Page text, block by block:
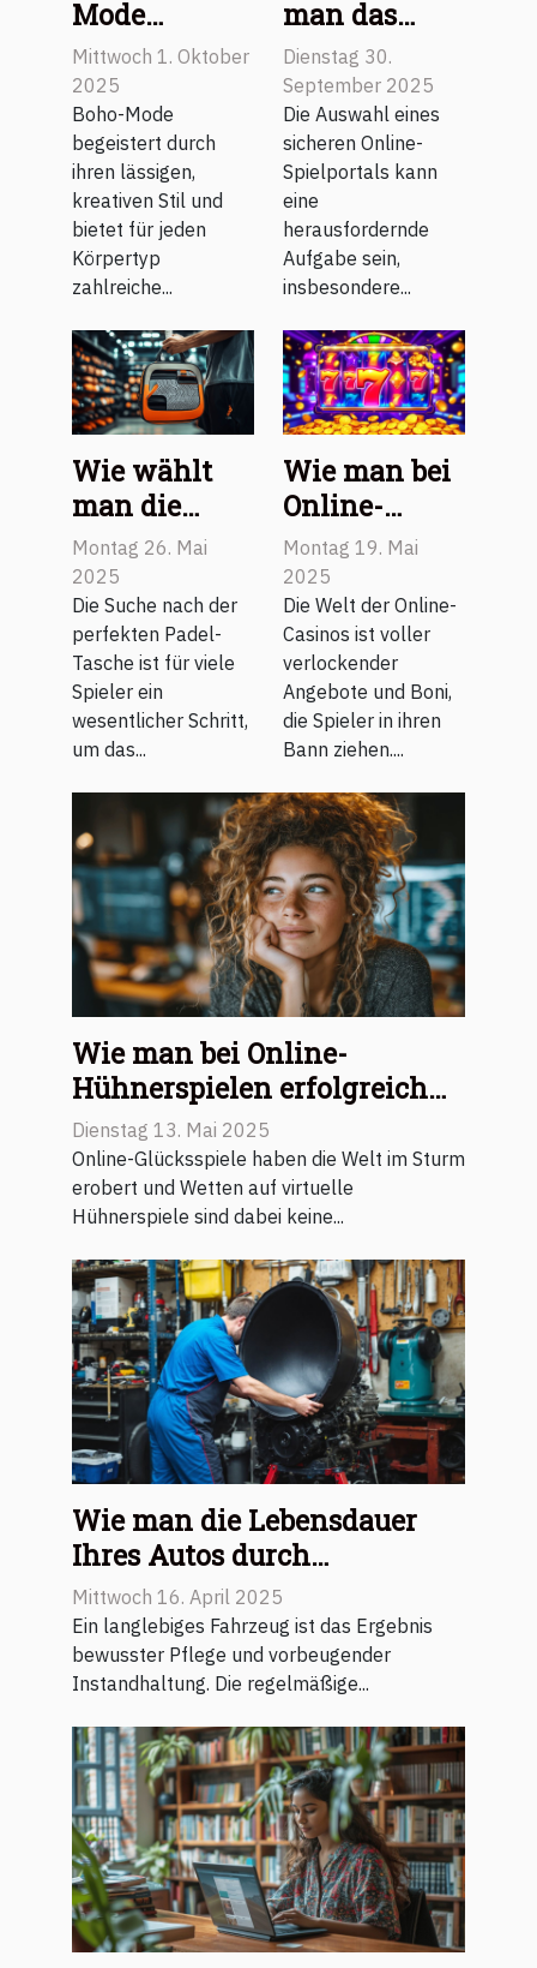
Mode
verschiedene
Körpertypen
elegant
betont
Mittwoch 1. Oktober
2025
Boho-Mode
begeistert durch
ihren lässigen,
kreativen Stil und
bietet für jeden
Körpertyp
zahlreiche...
man das
sicherste
Online-
Spielportal
aus?
Dienstag 30.
September 2025
Die Auswahl eines
sicheren Online-
Spielportals kann
eine
herausfordernde
Aufgabe sein,
insbesondere...
Wie wählt
man die
perfekte
Padel-Tasche
für Ihre
Bedürfnisse
aus?
Montag 26. Mai
2025
Die Suche nach der
perfekten Padel-
Tasche ist für viele
Spieler ein
wesentlicher Schritt,
um das...
Wie man bei
Online-
Casinos ohne
Einzahlung
Freispiele
erhält
Montag 19. Mai
2025
Die Welt der Online-
Casinos ist voller
verlockender
Angebote und Boni,
die Spieler in ihren
Bann ziehen....
Wie man bei Online-
Hühnerspielen erfolgreich
wettet und gewinnt
Dienstag 13. Mai 2025
Online-Glücksspiele haben die Welt im Sturm
erobert und Wetten auf virtuelle
Hühnerspiele sind dabei keine...
Wie man die Lebensdauer
Ihres Autos durch
regelmäßige Wartung
verlängert
Mittwoch 16. April 2025
Ein langlebiges Fahrzeug ist das Ergebnis
bewusster Pflege und vorbeugender
Instandhaltung. Die regelmäßige...